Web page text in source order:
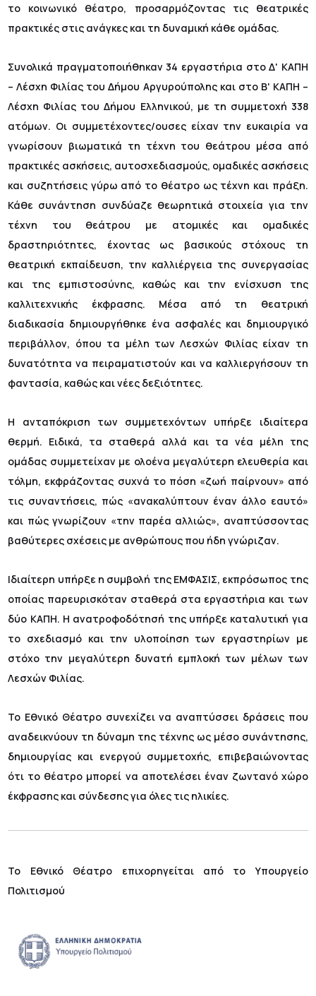
το κοινωνικό θέατρο, προσαρμόζοντας τις θεατρικές
πρακτικές στις ανάγκες και τη δυναμική κάθε ομάδας.
Συνολικά πραγματοποιήθηκαν 34 εργαστήρια στο Δ' ΚΑΠΗ
– Λέσχη Φιλίας του Δήμου Αργυρούπολης και στο Β' ΚΑΠΗ –
Λέσχη Φιλίας του Δήμου Ελληνικού, με τη συμμετοχή 338
ατόμων. Οι συμμετέχοντες/ουσες είχαν την ευκαιρία να
γνωρίσουν βιωματικά τη τέχνη του θεάτρου μέσα από
πρακτικές ασκήσεις, αυτοσχεδιασμούς, ομαδικές ασκήσεις
και συζητήσεις γύρω από το θέατρο ως τέχνη και πράξη.
Κάθε συνάντηση συνδύαζε θεωρητικά στοιχεία για την
τέχνη του θεάτρου με ατομικές και ομαδικές
δραστηριότητες, έχοντας ως βασικούς στόχους τη
θεατρική εκπαίδευση, την καλλιέργεια της συνεργασίας
και της εμπιστοσύνης, καθώς και την ενίσχυση της
καλλιτεχνικής έκφρασης. Μέσα από τη θεατρική
διαδικασία δημιουργήθηκε ένα ασφαλές και δημιουργικό
περιβάλλον, όπου τα μέλη των Λεσχών Φιλίας είχαν τη
δυνατότητα να πειραματιστούν και να καλλιεργήσουν τη
φαντασία, καθώς και νέες δεξιότητες.
Η ανταπόκριση των συμμετεχόντων υπήρξε ιδιαίτερα
θερμή. Ειδικά, τα σταθερά αλλά και τα νέα μέλη της
ομάδας συμμετείχαν με ολοένα μεγαλύτερη ελευθερία και
τόλμη, εκφράζοντας συχνά το πόση «ζωή παίρνουν» από
τις συναντήσεις, πώς «ανακαλύπτουν έναν άλλο εαυτό»
και πώς γνωρίζουν «την παρέα αλλιώς», αναπτύσσοντας
βαθύτερες σχέσεις με ανθρώπους που ήδη γνώριζαν.
Ιδιαίτερη υπήρξε η συμβολή της ΕΜΦΑΣΙΣ, εκπρόσωπος της
οποίας παρευρισκόταν σταθερά στα εργαστήρια και των
δύο ΚΑΠΗ. Η ανατροφοδότησή της υπήρξε καταλυτική για
το σχεδιασμό και την υλοποίηση των εργαστηρίων με
στόχο την μεγαλύτερη δυνατή εμπλοκή των μέλων των
Λεσχών Φιλίας.
Το Εθνικό Θέατρο συνεχίζει να αναπτύσσει δράσεις που
αναδεικνύουν τη δύναμη της τέχνης ως μέσο συνάντησης,
δημιουργίας και ενεργού συμμετοχής, επιβεβαιώνοντας
ότι το θέατρο μπορεί να αποτελέσει έναν ζωντανό χώρο
έκφρασης και σύνδεσης για όλες τις ηλικίες.
Το Εθνικό Θέατρο επιχορηγείται από το Υπουργείο
Πολιτισμού